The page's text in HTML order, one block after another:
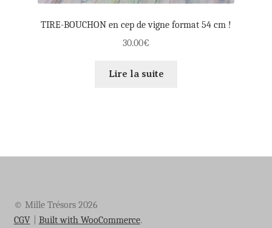
TIRE-BOUCHON en cep de vigne format 54 cm !
30.00€
Lire la suite
© Mille Trésors 2026
CGV
Built with WooCommerce.